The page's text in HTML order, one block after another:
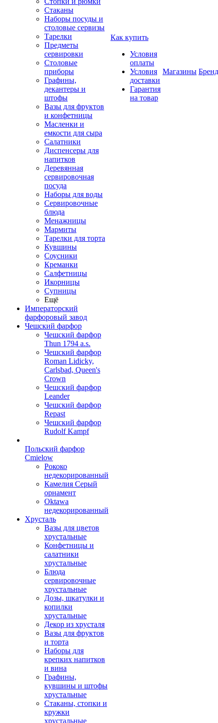
Стаканы
Наборы посуды и
столовые сервизы
Тарелки
Предметы
сервировки
Столовые
приборы
Графины,
декантеры и
штофы
Вазы для фруктов
и конфетницы
Масленки и
емкости для сыра
Салатники
Диспенсеры для
напитков
Деревянная
сервировочная
посуда
Наборы для воды
Сервировочные
блюда
Менажницы
Мармиты
Тарелки для торта
Кувшины
Соусники
Креманки
Салфетницы
Икорницы
Супницы
Ещё
Императорский
фарфоровый завод
Чешский фарфор
Чешский фарфор
Thun 1794 a.s.
Чешский фарфор
Roman Lidicky,
Carlsbad, Queen's
Crown
Чешский фарфор
Leander
Чешский фарфор
Repast
Чешский фарфор
Rudolf Kampf
Польский фарфор
Сmielow
Рококо
недекорированный
Камелия Серый
орнамент
Oktawa
недекорированный
Хрусталь
Вазы для цветов
хрустальные
Конфетницы и
салатники
хрустальные
Блюда
сервировочные
хрустальные
Дозы, шкатулки и
копилки
хрустальные
Декор из хрусталя
Вазы для фруктов
и торта
Наборы для
крепких напитков
и вина
Графины,
кувшины и штофы
хрустальные
Стаканы, стопки и
кружки
хрустальные
Как купить
Условия
оплаты
Условия
доставки
Гарантия
на товар
Магазины